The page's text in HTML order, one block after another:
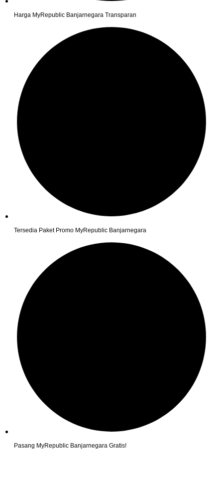
Harga MyRepublic Banjarnegara Transparan
Tersedia Paket Promo MyRepublic Banjarnegara
Pasang MyRepublic Banjarnegara Gratis!